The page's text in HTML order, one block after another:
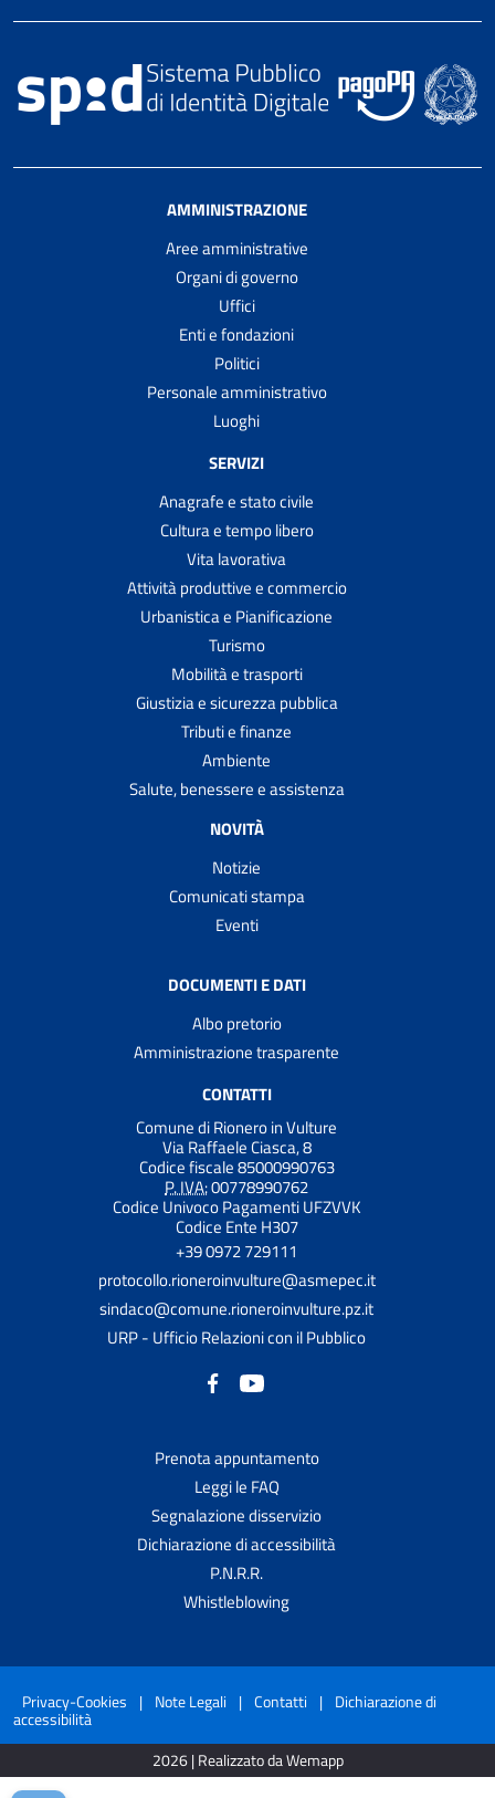
AMMINISTRAZIONE
Aree amministrative
Organi di governo
Uffici
Enti e fondazioni
Politici
Personale amministrativo
Luoghi
SERVIZI
Anagrafe e stato civile
Cultura e tempo libero
Vita lavorativa
Attività produttive e commercio
Urbanistica e Pianificazione
Turismo
Mobilità e trasporti
Giustizia e sicurezza pubblica
Tributi e finanze
Ambiente
Salute, benessere e assistenza
NOVITÀ
Notizie
Comunicati stampa
Eventi
DOCUMENTI E DATI
Albo pretorio
Amministrazione trasparente
CONTATTI
Comune di Rionero in Vulture
Via Raffaele Ciasca, 8
Codice fiscale 85000990763
P. IVA:00778990762
Codice Univoco Pagamenti UFZVVK
Codice Ente H307
+39 0972 729111
protocollo.rioneroinvulture@asmepec.it
sindaco@comune.rioneroinvulture.pz.it
URP - Ufficio Relazioni con il Pubblico
Prenota appuntamento
Leggi le FAQ
Segnalazione disservizio
Dichiarazione di accessibilità
P.N.R.R.
Whistleblowing
Privacy-Cookies | Note Legali | Contatti | Dichiarazione di
accessibilità
2026 | Realizzato da Wemapp